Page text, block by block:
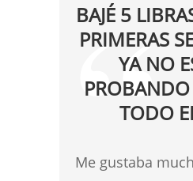
BAJÉ 5
PRIMERAS
YA NO
TODO
Me gustaba